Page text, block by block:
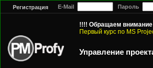
Регистрация E-Mail Пароль
!!!! Обращаем внимание
Первый курс по MS
Управление